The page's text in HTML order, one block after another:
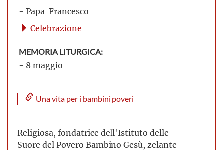
- Papa Francesco
Celebrazione
MEMORIA LITURGICA:
- 8 maggio
Una vita per i bambini poveri
Religiosa, fondatrice dell'Istituto delle
Suore del Povero Bambino Gesù, zelante